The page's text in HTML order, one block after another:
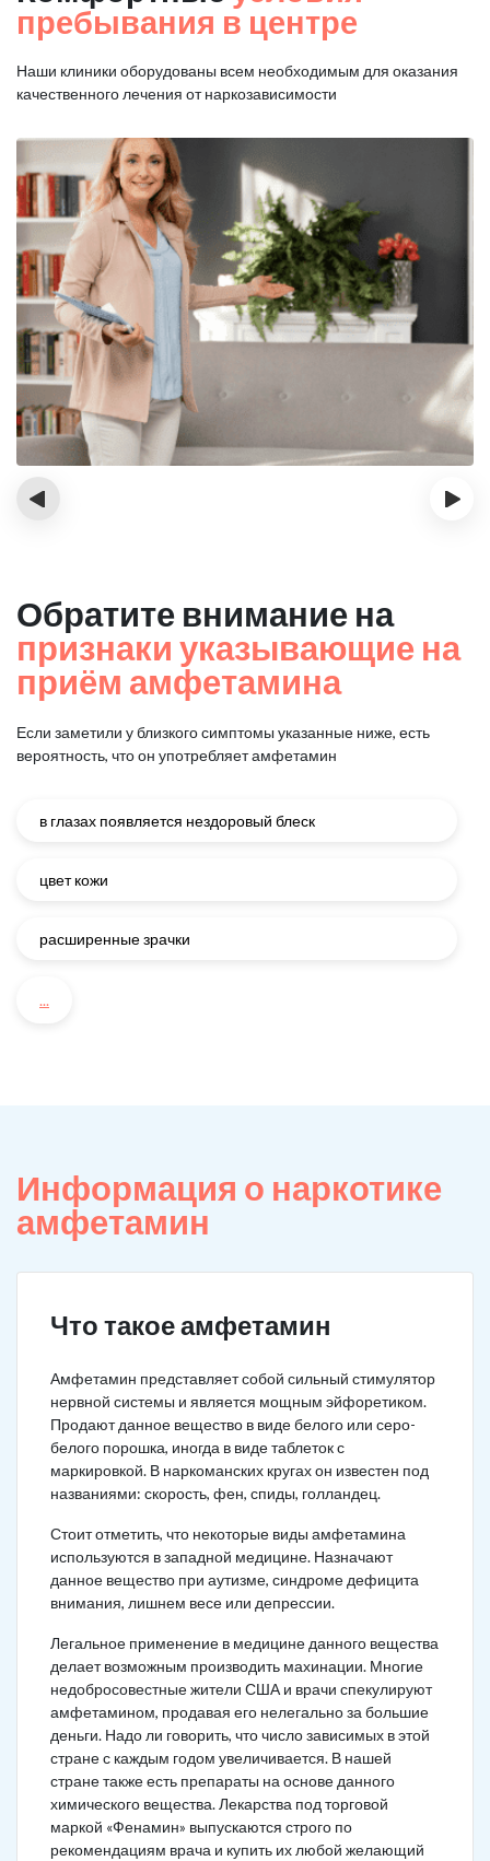
пребывания в центре
Наши клиники оборудованы всем необходимым для оказания
качественного лечения от наркозависимости
‹ ›
Обратите внимание на
признаки указывающие на
приём амфетамина
Если заметили у близкого симптомы указанные ниже, есть
вероятность, что он употребляет амфетамин
в глазах появляется нездоровый блеск
цвет кожи
расширенные зрачки
...
Информация о наркотике
амфетамин
Что такое амфетамин
Амфетамин представляет собой сильный стимулятор
нервной системы и является мощным эйфоретиком.
Продают данное вещество в виде белого или серо-
белого порошка, иногда в виде таблеток с
маркировкой. В наркоманских кругах он известен под
названиями: скорость, фен, спиды, голландец.
Стоит отметить, что некоторые виды амфетамина
используются в западной медицине. Назначают
данное вещество при аутизме, синдроме дефицита
внимания, лишнем весе или депрессии.
Легальное применение в медицине данного вещества
делает возможным производить махинации. Многие
недобросовестные жители США и врачи спекулируют
амфетамином, продавая его нелегально за большие
деньги. Надо ли говорить, что число зависимых в этой
стране с каждым годом увеличивается. В нашей
стране также есть препараты на основе данного
химического вещества. Лекарства под торговой
маркой «Фенамин» выпускаются строго по
рекомендациям врача и купить их любой желающий